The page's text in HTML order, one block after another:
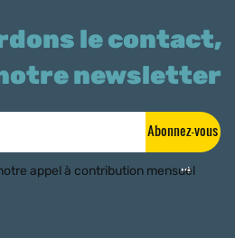
le contact,
newsletter
Abonnez-vous
appel à contribution mensuel